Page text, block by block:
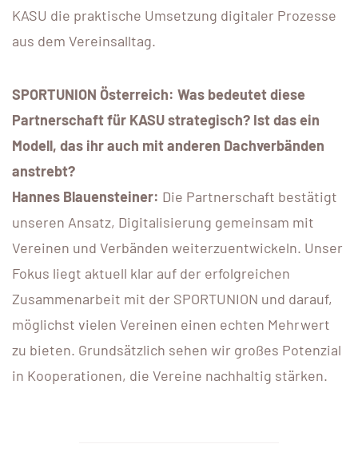
KASU die praktische Umsetzung digitaler Prozesse
aus dem Vereinsalltag.
SPORTUNION Österreich: Was bedeutet diese
Partnerschaft für KASU strategisch? Ist das ein
Modell, das ihr auch mit anderen Dachverbänden
anstrebt?
Hannes Blauensteiner: Die Partnerschaft bestätigt
unseren Ansatz, Digitalisierung gemeinsam mit
Vereinen und Verbänden weiterzuentwickeln. Unser
Fokus liegt aktuell klar auf der erfolgreichen
Zusammenarbeit mit der SPORTUNION und darauf,
möglichst vielen Vereinen einen echten Mehrwert
zu bieten. Grundsätzlich sehen wir großes Potenzial
in Kooperationen, die Vereine nachhaltig stärken.